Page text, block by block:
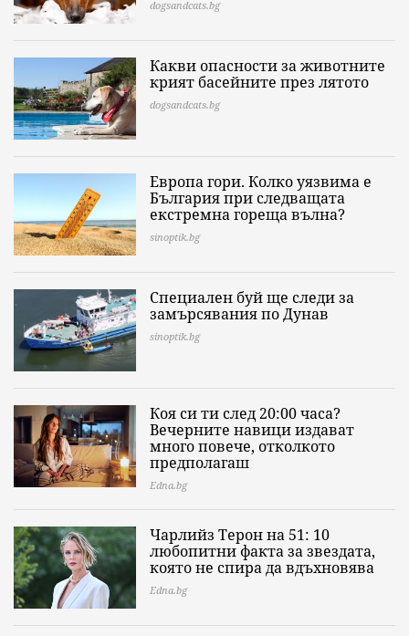
dogsandcats.bg
Какви опасности за животните
крият басейните през лятото
dogsandcats.bg
Европа гори. Колко уязвима е
България при следващата
екстремна гореща вълна?
sinoptik.bg
Специален буй ще следи за
замърсявания по Дунав
sinoptik.bg
Коя си ти след 20:00 часа?
Вечерните навици издават
много повече, отколкото
предполагаш
Edna.bg
Чарлийз Терон на 51: 10
любопитни факта за звездата,
която не спира да вдъхновява
Edna.bg